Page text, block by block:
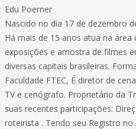
Edu Poerner
Nascido no dia 17 de dezembro
Há mais de 15 anos atua na
exposições e amostra de filmes
diversas capitais brasileiras.
Faculdade FTEC, É diretor de
TV e cenógrafo. Proprietário da
suas recentes participações:
roteirista . Tendo seu Registro no